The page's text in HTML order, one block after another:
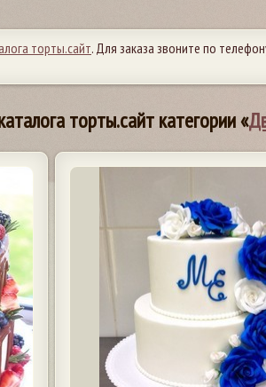
торты.сайт. Для заказа звоните по
торты.сайт категории «